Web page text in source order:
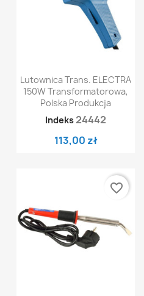
Lutownica Trans. ELECTRA
150W Transformatorowa,
Polska Produkcja
Indeks 24442
113,00 zł
favorite_border